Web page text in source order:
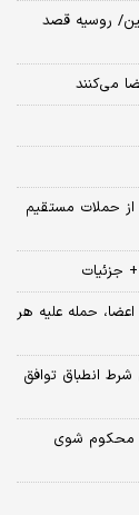
روسیه قصد
از حملات مستقیم
جزئیات
حمله علیه هر
شرط انطباق توافق
محکوم شوی